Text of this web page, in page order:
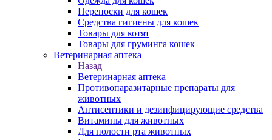
Переноски для кошек
Средства гигиены для кошек
Товары для котят
Товары для груминга кошек
Ветеринарная аптека
Назад
Ветеринарная аптека
Противопаразитарные препараты для
животных
Антисептики и дезинфицирующие средства
Витамины для животных
Для полости рта животных